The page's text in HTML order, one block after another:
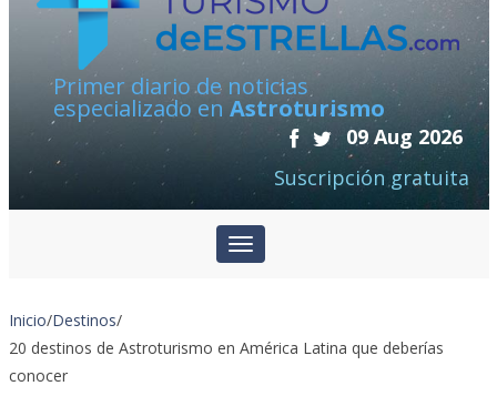
Primer diario de noticias
especializado en Astroturismo
09 Aug 2026
Suscripción gratuita
Inicio/Destinos/
20 destinos de Astroturismo en América Latina que deberías
conocer